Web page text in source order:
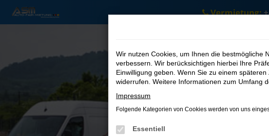
Zum
Vermietung:
Wir nutzen Cookies, um Ihnen die bestmögliche
verbessern. Wir berücksichtigen hierbei Ihre
Einwilligung geben. Wenn Sie zu einem
widerrufen. Weitere Informationen zum Umfang
Impressum
Folgende Kategorien von Cookies werden von uns
Essentiell